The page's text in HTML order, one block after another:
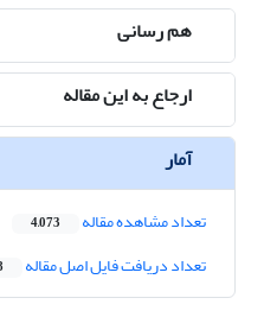
هم رسانی
ارجاع به این مقاله
آمار
تعداد مشاهده مقاله 4,073
تعداد دریافت فایل اصل مقاله